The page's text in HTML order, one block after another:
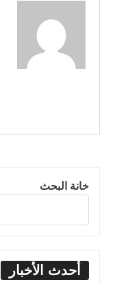
خانة البحث
أحدث الأخبار